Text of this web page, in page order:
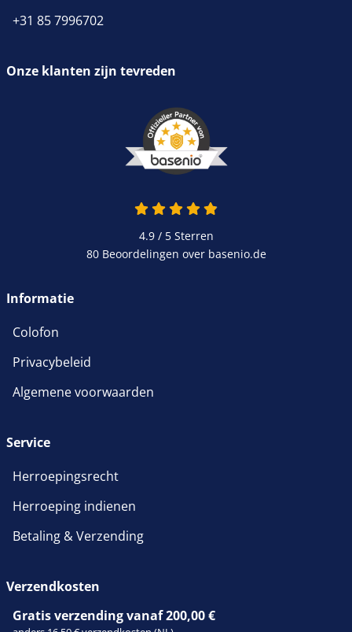
+31 85 7996702
Onze klanten zijn tevreden
4.9 van 5
4.9 / 5Sterren
80 Beoordelingen over basenio.de
Informatie
Colofon
Privacybeleid
Algemene voorwaarden
Service
Herroepingsrecht
Herroeping indienen
Betaling & Verzending
Verzendkosten
Gratis verzending vanaf 200,00 €